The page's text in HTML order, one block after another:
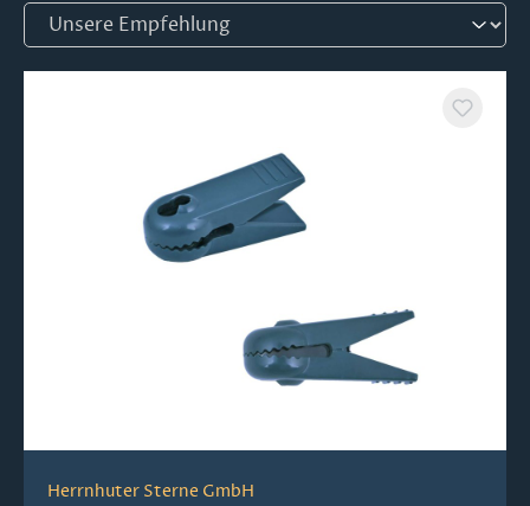
Herrnhuter Sterne GmbH